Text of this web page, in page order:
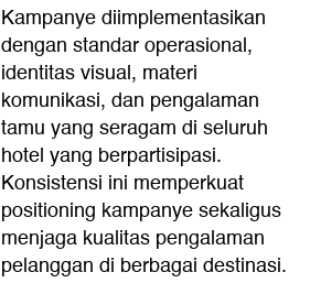
Kampanye diimplementasikan
dengan standar operasional,
identitas visual, materi
komunikasi, dan pengalaman
tamu yang seragam di seluruh
hotel yang berpartisipasi.
Konsistensi ini memperkuat
positioning kampanye sekaligus
menjaga kualitas pengalaman
pelanggan di berbagai destinasi.